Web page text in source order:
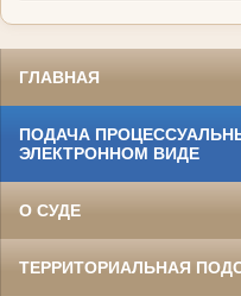
ГЛАВНАЯ
ПОДАЧА
ЭЛЕКТРОННОМ ВИДЕ
О СУДЕ
ТЕРРИТОРИАЛЬНАЯ